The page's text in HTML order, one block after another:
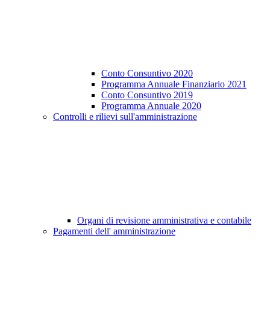
Conto Consuntivo 2020
Programma Annuale Finanziario 2021
Conto Consuntivo 2019
Programma Annuale 2020
Controlli e rilievi sull'amministrazione
Organi di revisione amministrativa e contabile
Pagamenti dell' amministrazione